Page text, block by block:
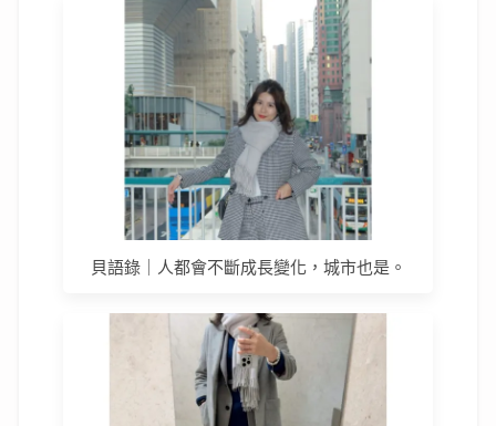
貝語錄｜人都會不斷成長變化，城市也是。